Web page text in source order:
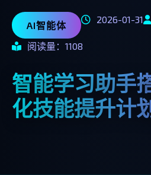
AI智能体
2026-01-31
阅读量：1108
智能学习助手
化技能提升计